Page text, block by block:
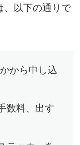
、以下の通りで
から申し込
数料、出す